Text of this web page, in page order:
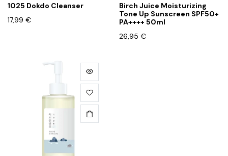
1025 Dokdo Cleanser
17,99 €
Birch Juice Moisturizing
Tone Up Sunscreen SPF50+
PA++++ 50ml
26,95 €